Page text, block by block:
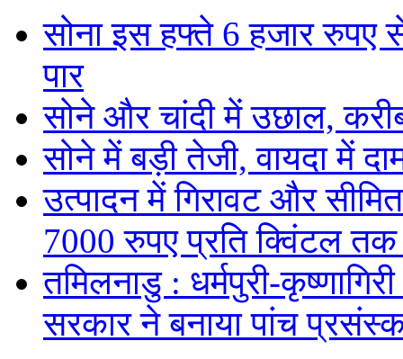
सोना इस हफ्ते 6 हजार
पार
सोने और चांदी में उछाल,
सोने में बड़ी तेजी, वायदा में
उत्पादन में गिरावट और
7000 रुपए प्रति क्विंटल
तमिलनाडु : धर्मपुरी-
सरकार ने बनाया पांच